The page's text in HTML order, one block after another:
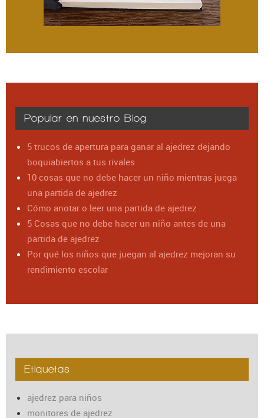
Popular en nuestro Blog
5 trucos de apertura para ganar al ajedrez dejando
boquiabiertos a tus rivales
10 cosas que no debe hacer un niño mientras juega
una partida de ajedrez
Cómo anotar o leer una partida de ajedrez
5 Cosas que no debe hacer un niño antes de una
partida de ajedrez
Por qué los niños que juegan al ajedrez mejoran su
rendimiento escolar
Etiquetas
ajedrez para niños
monitores de ajedrez